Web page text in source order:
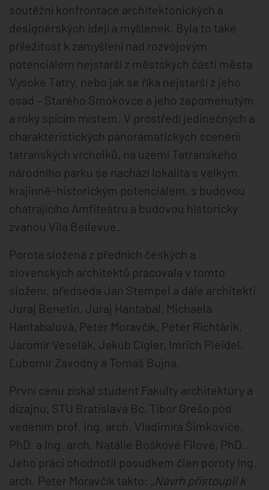
soutěžní konfrontace architektonických a
designérských idejí a myšlenek. Byla to také
příležitost k zamyšlení nad rozvojovým
potenciálem nejstarší z městských části města
Vysoké Tatry, nebo jak se říká nejstarší z jeho
osad – Starého Smokovce a jeho zapomenutým
a roky spícím místem. V prostředí jedinečných a
charakteristických panoramatických scenérií
tatranských vrcholků, na území Tatranského
národního parku se nachází lokalita s velkým
krajinně–historickým potenciálem, s budovou
chátrajícího Amfiteátru a budovou historicky
zvanou Vila Bellevue.
Porota složená z předních českých a
slovenských architektů pracovala v tomto
složení: předseda Ján Stempel a dále architekti
Juraj Benetin, Juraj Hantabal, Michaela
Hantabalová, Peter Moravčík, Peter Richtárik,
Jaromír Veselák, Jakub Cigler, Imrich Pleidel,
Ľubomír Závodný a Tomáš Bujna.
První cenu získal student Fakulty architektúry a
dizajnu, STU Bratislava Bc. Tibor Grešo pod
vedením prof. Ing. arch. Vladimíra Šimkoviče,
PhD. a Ing. arch. Natálie Boškové Filové, PhD..
Jeho práci ohodnotil posudkem člen poroty Ing.
arch. Peter Moravčík takto: „Návrh přistoupil k